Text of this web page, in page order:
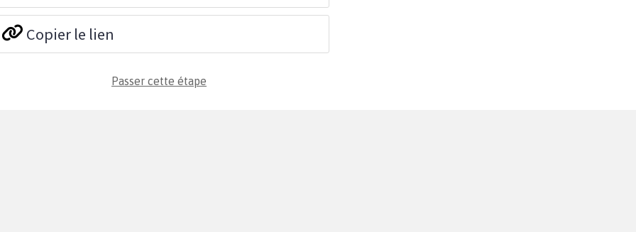
Copier le lien
Passer cette étape